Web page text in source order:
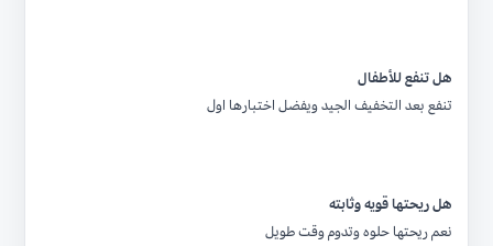
هل تنفع للأطفال
تنفع بعد التخفيف الجيد ويفضل اختبارها اول
هل ريحتها قويه وثابته
نعم ريحتها حلوه وتدوم وقت طويل